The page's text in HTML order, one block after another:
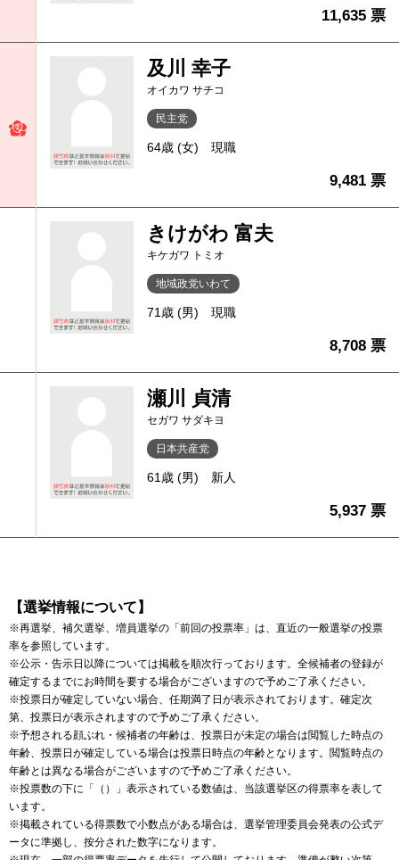
11,635 票
及川 幸子
オイカワ サチコ
民主党
64歳 (女) 現職
9,481 票
きけがわ 富夫
キケガワ トミオ
地域政党いわて
71歳 (男) 現職
8,708 票
瀬川 貞清
セガワ サダキヨ
日本共産党
61歳 (男) 新人
5,937 票
【選挙情報について】
※再選挙、補欠選挙、増員選挙の「前回の投票率」は、直近の一般選挙の投票
率を参照しています。
※公示・告示日以降については掲載を順次行っております。全候補者の登録が
確定するまでにお時間を要する場合がございますので予めご了承ください。
※投票日が確定していない場合、任期満了日が表示されております。確定次
第、投票日が表示されますので予めご了承ください。
※予想される顔ぶれ・候補者の年齢は、投票日が未定の場合は閲覧した時点の
年齢、投票日が確定している場合は投票日時点の年齢となります。閲覧時点の
年齢とは異なる場合がございますので予めご了承ください。
※投票数の下に「（）」表示されている数値は、当該選挙区の得票率を表して
います。
※掲載されている得票数で小数点がある場合は、選挙管理委員会発表の公式デ
ータに準拠し、按分された数字になります。